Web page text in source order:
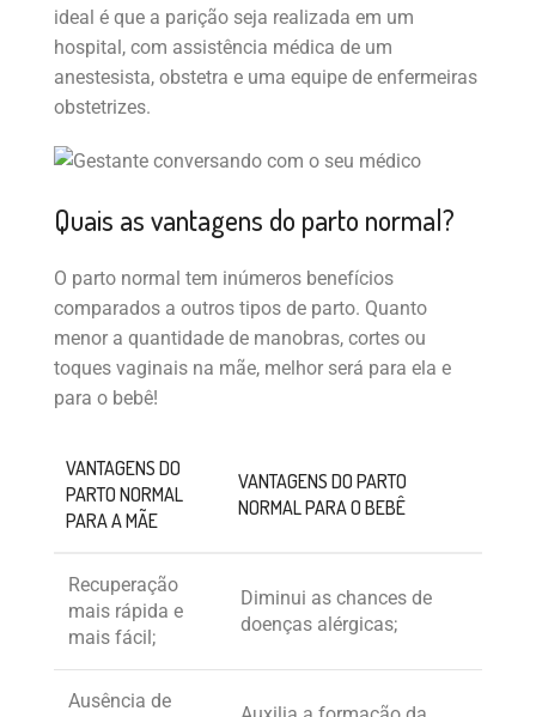
ideal é que a parição seja realizada em um
hospital, com assistência médica de um
anestesista, obstetra e uma equipe de enfermeiras
obstetrizes.
Quais as vantagens do parto normal?
O parto normal tem inúmeros benefícios
comparados a outros tipos de parto. Quanto
menor a quantidade de manobras, cortes ou
toques vaginais na mãe, melhor será para ela e
para o bebê!
VANTAGENS DO
PARTO NORMAL
PARA A MÃE
VANTAGENS DO PARTO
NORMAL PARA O BEBÊ
Recuperação
mais rápida e
mais fácil;
Diminui as chances de
doenças alérgicas;
Ausência de